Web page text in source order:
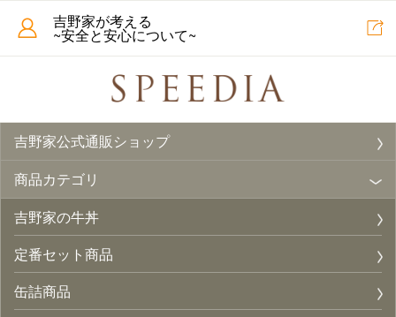
吉野家が考える
~安全と安心について~
吉野家公式通販ショップ
商品カテゴリ
吉野家の牛丼
定番セット商品
缶詰商品